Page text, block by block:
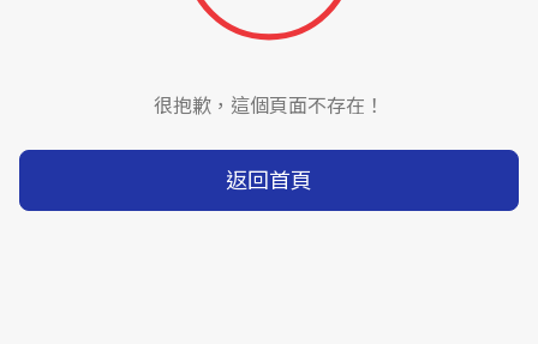
很抱歉，這個頁面不存在！
返回首頁